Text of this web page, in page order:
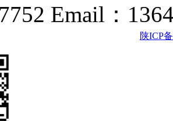
Email：
陕ICP